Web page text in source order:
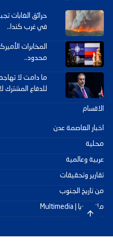
في غرب كندا..
المخابرات
محدود..
ما دامت لا
للدفاع المشترك
الاقسام
اخبار العاصمة عدن
محلية
عربية وعالمية
تقارير وتحقيقات
من تاريخ الجنوب
ملتيميديا | Multimedia